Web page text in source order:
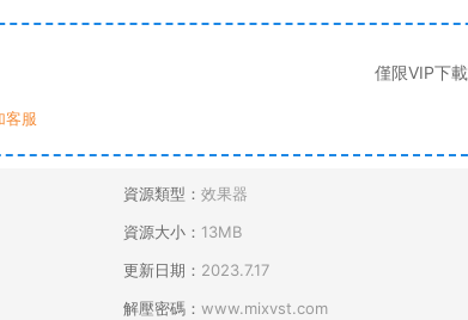
僅限VIP下載
客服
資源類型： 效果器
資源大小： 13MB
更新日期： 2023.7.17
解壓密碼： www.mixvst.com